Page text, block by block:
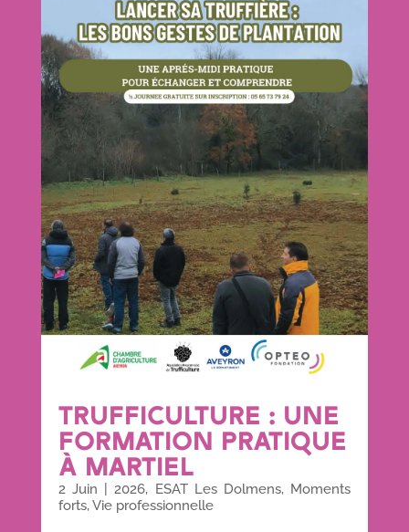
TRUFFICULTURE : UNE
FORMATION PRATIQUE
À MARTIEL
2 Juin |2026, ESAT Les Dolmens, Moments
forts,Vie professionnelle